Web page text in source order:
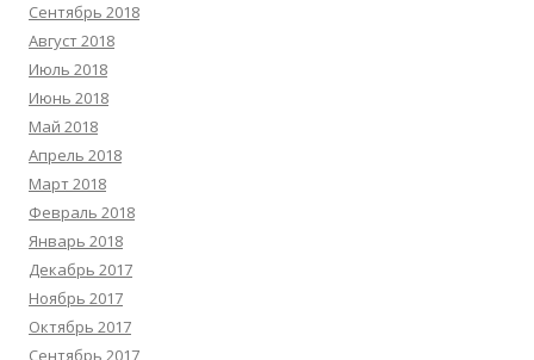
Сентябрь 2018
Август 2018
Июль 2018
Июнь 2018
Май 2018
Апрель 2018
Март 2018
Февраль 2018
Январь 2018
Декабрь 2017
Ноябрь 2017
Октябрь 2017
Сентябрь 2017